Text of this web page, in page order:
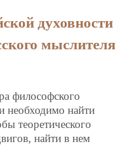
духовности
мыслителя
философского
необходимо найти
теоретического
найти в нем